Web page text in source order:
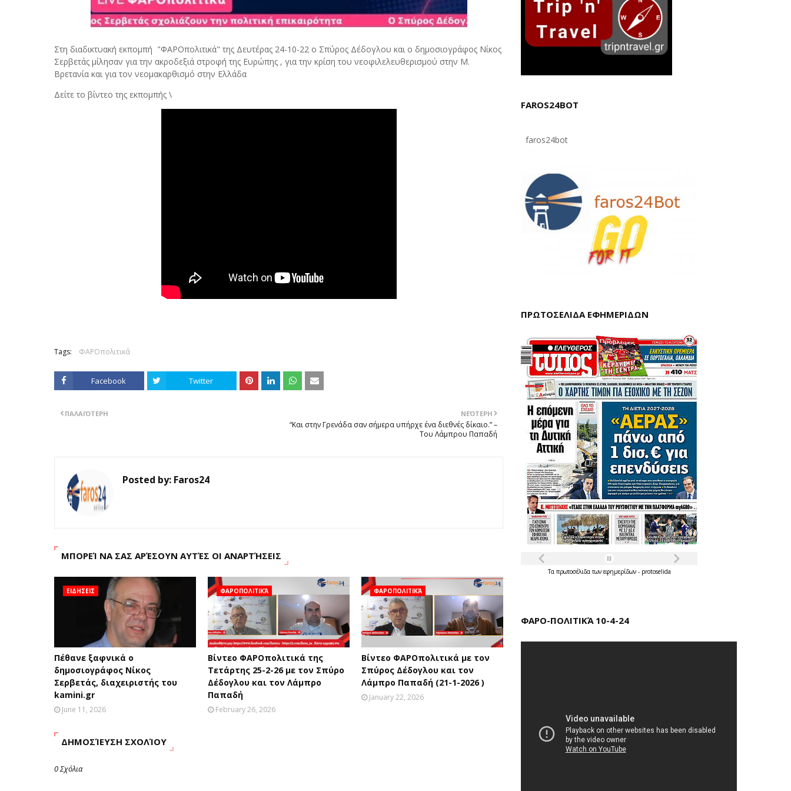
Στη διαδικτυακή εκπομπή "ΦΑΡΟπολιτικά" της Δευτέρας 24-10-22 ο Σπύρος Δέδογλου και ο δημοσιογράφος Νίκος
Σερβετάς μίλησαν για την ακροδεξιά στροφή της Ευρώπης , για την κρίση του νεοφιλελευθερισμού στην Μ.
Βρετανία και για τον νεομακαρθισμό στην Ελλάδα
Δείτε το βίντεο της εκπομπής \
Tags: ΦΑΡΟπολιτικά
Facebook Twitter
ΝΕΌΤΕΡΗ
“Και στην Γρενάδα σαν σήμερα υπήρχε ένα διεθνές δίκαιο.” –
Του Λάμπρου Παπαδή
ΠΑΛΑΙΌΤΕΡΗ
Posted by: Faros24
ΜΠΟΡΕΊ ΝΑ ΣΑΣ ΑΡΈΣΟΥΝ ΑΥΤΈΣ ΟΙ ΑΝΑΡΤΉΣΕΙΣ
ΕΙΔΗΣΕΙΣ
Πέθανε ξαφνικά ο
δημοσιογράφος Νίκος
Σερβετάς, διαχειριστής του
kamini.gr
June 11, 2026
ΦΑΡΟΠΟΛΙΤΙΚΆ
Βίντεο ΦΑΡΟπολιτικά της
Τετάρτης 25-2-26 με τον Σπύρο
Δέδογλου και τον Λάμπρο
Παπαδή
February 26, 2026
ΦΑΡΟΠΟΛΙΤΙΚΆ
Βίντεο ΦΑΡΟπολιτικά με τον
Σπύρος Δέδογλου και τον
Λάμπρο Παπαδή (21-1-2026 )
January 22, 2026
ΔΗΜΟΣΊΕΥΣΗ ΣΧΟΛΊΟΥ
0 Σχόλια
FAROS24BOT
faros24bot
ΠΡΩΤΟΣΕΛΙΔΑ ΕΦΗΜΕΡΙΔΩΝ
Τα πρωτοσέλιδατων εφημερίδων - protoselida
ΦΑΡΟ-ΠΟΛΙΤΙΚΆ 10-4-24